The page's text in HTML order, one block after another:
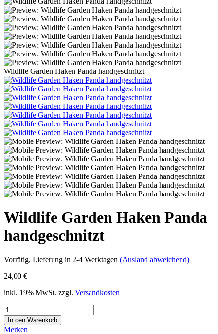
Wildlife Garden Haken Panda handgeschnitzt
Wildlife Garden Haken Panda
handgeschnitzt
Vorrätig, Lieferung in 2-4 Werktagen (Ausland abweichend)
24,00 €
inkl. 19% MwSt. zzgl. Versandkosten
Merken